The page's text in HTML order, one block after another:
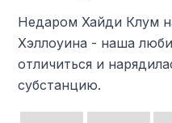
Недаром Хайди Клум
Хэллоуина - наша
отличиться и
субстанцию.